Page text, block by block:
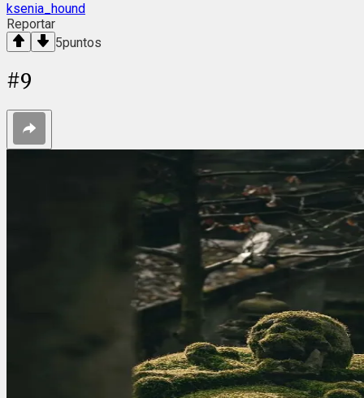
ksenia_hound
Reportar
5puntos
#9